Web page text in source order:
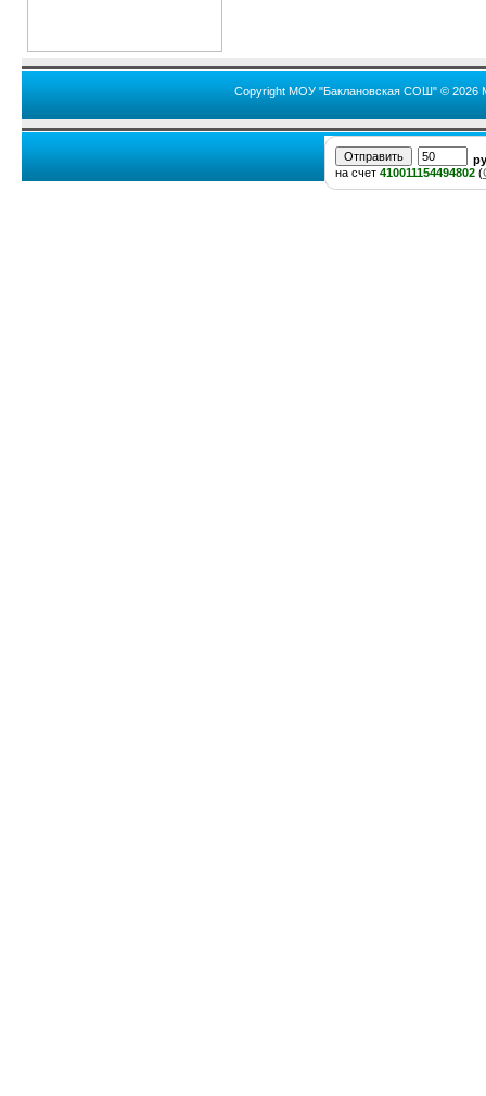
Copyright МОУ "Баклановская СОШ" © 2026
на счет 410011154494802 (